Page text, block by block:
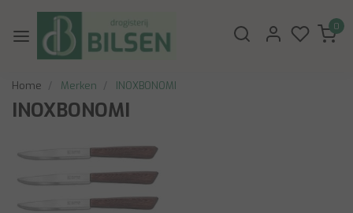
0
Home Merken INOXBONOMI
INOXBONOMI